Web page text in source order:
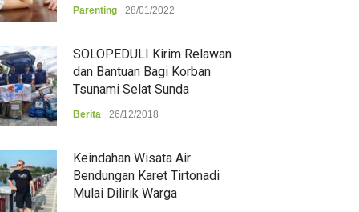
Parenting 28/01/2022
SOLOPEDULI Kirim Relawan
dan Bantuan Bagi Korban
Tsunami Selat Sunda
Berita 26/12/2018
Keindahan Wisata Air
Bendungan Karet Tirtonadi
Mulai Dilirik Warga